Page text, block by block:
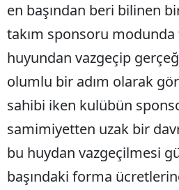
en başından beri bilinen
takım sponsoru modunda
huyundan vazgeçip
olumlu bir adım olarak
sahibi iken kulübün
samimiyetten uzak bir
bu huydan vazgeçilmesi
başındaki forma